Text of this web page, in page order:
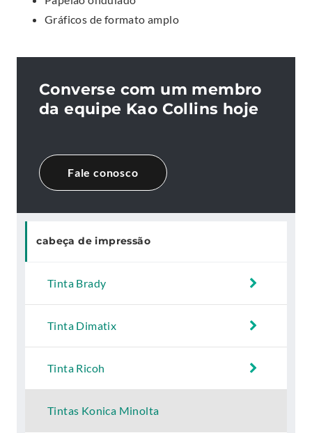
Gráficos de formato amplo
Converse com um membro
da equipe Kao Collins hoje
Fale conosco
cabeça de impressão
Tinta Brady
Tinta Dimatix
Tinta Ricoh
Tintas Konica Minolta